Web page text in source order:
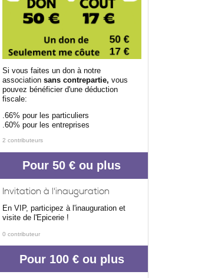
Si vous faites un don à notre
associationsans contrepartie, vous
pouvez bénéficier d'une déduction
fiscale:
.66% pour les particuliers
.60% pour les entreprises
2 contributeurs
Pour 50 € ou plus
Invitation à l'inauguration
En VIP, participez à l'inauguration et
visite de l'Epicerie !
0 contributeur
Pour 100 € ou plus